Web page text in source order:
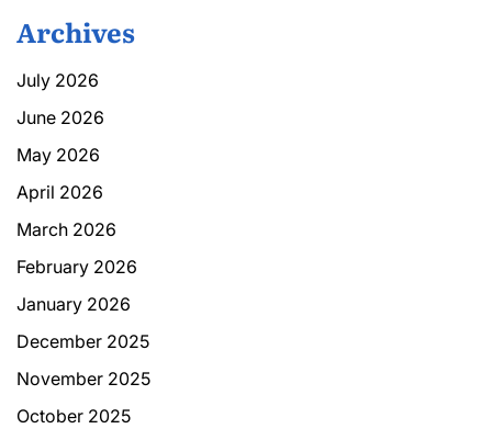
Archives
July 2026
June 2026
May 2026
April 2026
March 2026
February 2026
January 2026
December 2025
November 2025
October 2025